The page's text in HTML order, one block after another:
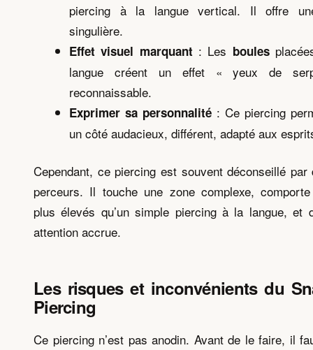
piercing à la langue vertical. Il offre
singulière.
Effet visuel marquant: Les boules
langue créent un effet « yeux de
reconnaissable.
Exprimer sa personnalité : Ce piercing
un côté audacieux, différent, adapté aux
Cependant, ce piercing est souvent déconseillé par
perceurs. Il touche une zone complexe,
plus élevés qu’un simple piercing à la langue, et
attention accrue.
Les risques et inconvénients du
Piercing
Ce piercing n’est pas anodin. Avant de le faire, il